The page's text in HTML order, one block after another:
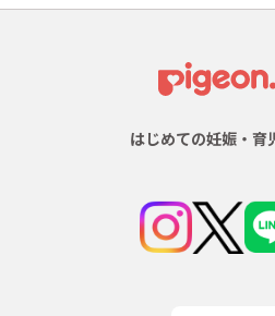
はじめての妊娠・育